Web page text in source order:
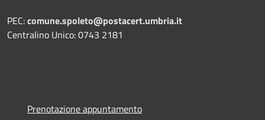
PEC:comune.spoleto@postacert.umbria.it
Centralino Unico: 0743 2181
Prenotazione appuntamento